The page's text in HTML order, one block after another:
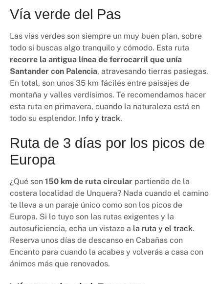
Vía verde del Pas
Las vías verdes son siempre un muy buen plan, sobre
todo si buscas algo tranquilo y cómodo. Esta ruta
recorre la antigua línea de ferrocarril que unía
Santander con Palencia, atravesando tierras pasiegas.
En total, son unos 35 km fáciles entre paisajes de
montaña y valles verdísimos. Te recomendamos hacer
esta ruta en primavera, cuando la naturaleza está en
todo su esplendor. Info y track.
Ruta de 3 días por los picos de
Europa
¿Qué son 150 km de ruta circular partiendo de la
costera localidad de Unquera? Nada cuando el camino
te lleva a un paraje único como son los picos de
Europa. Si lo tuyo son las rutas exigentes y la
autosuficiencia, echa un vistazo a la ruta y el track.
Reserva unos días de descanso en Cabañas con
Encanto para cuando la acabes y volverás a casa con
ánimos más que renovados.